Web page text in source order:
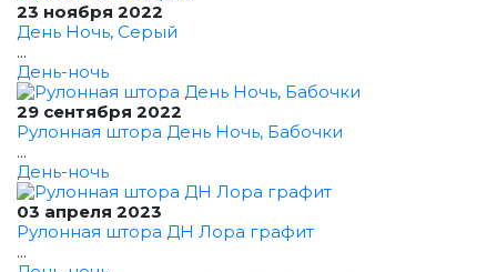
23 ноября 2022
День Ночь, Серый
...
День-ночь
29 сентября 2022
Рулонная штора День Ночь, Бабочки
...
День-ночь
03 апреля 2023
Рулонная штора ДН Лора графит
...